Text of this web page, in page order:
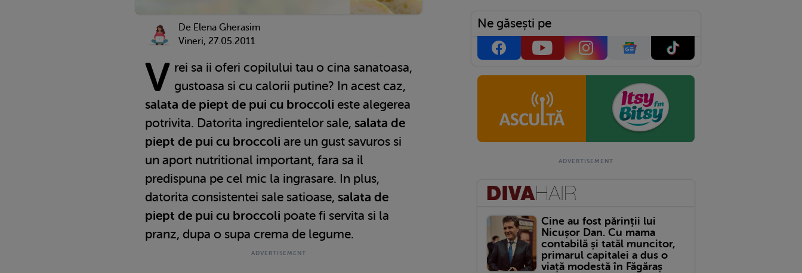
De Elena Gherasim
Vineri, 27.05.2011
V rei sa ii oferi copilului tau o cina sanatoasa,
gustoasa si cu calorii putine? In acest caz,
salata de piept de pui cu broccoli este alegerea
potrivita. Datorita ingredientelor sale, salata de
piept de pui cu broccoli are un gust savuros si
un aport nutritional important, fara sa il
predispuna pe cel mic la ingrasare. In plus,
datorita consistentei sale satioase, salata de
piept de pui cu broccoli poate fi servita si la
pranz, dupa o supa crema de legume.
Ne găsești pe
Cine au fost părinții lui
Nicușor Dan. Cu mama
contabilă și tatăl muncitor,
primarul capitalei a dus o
viață modestă în Făgăraș